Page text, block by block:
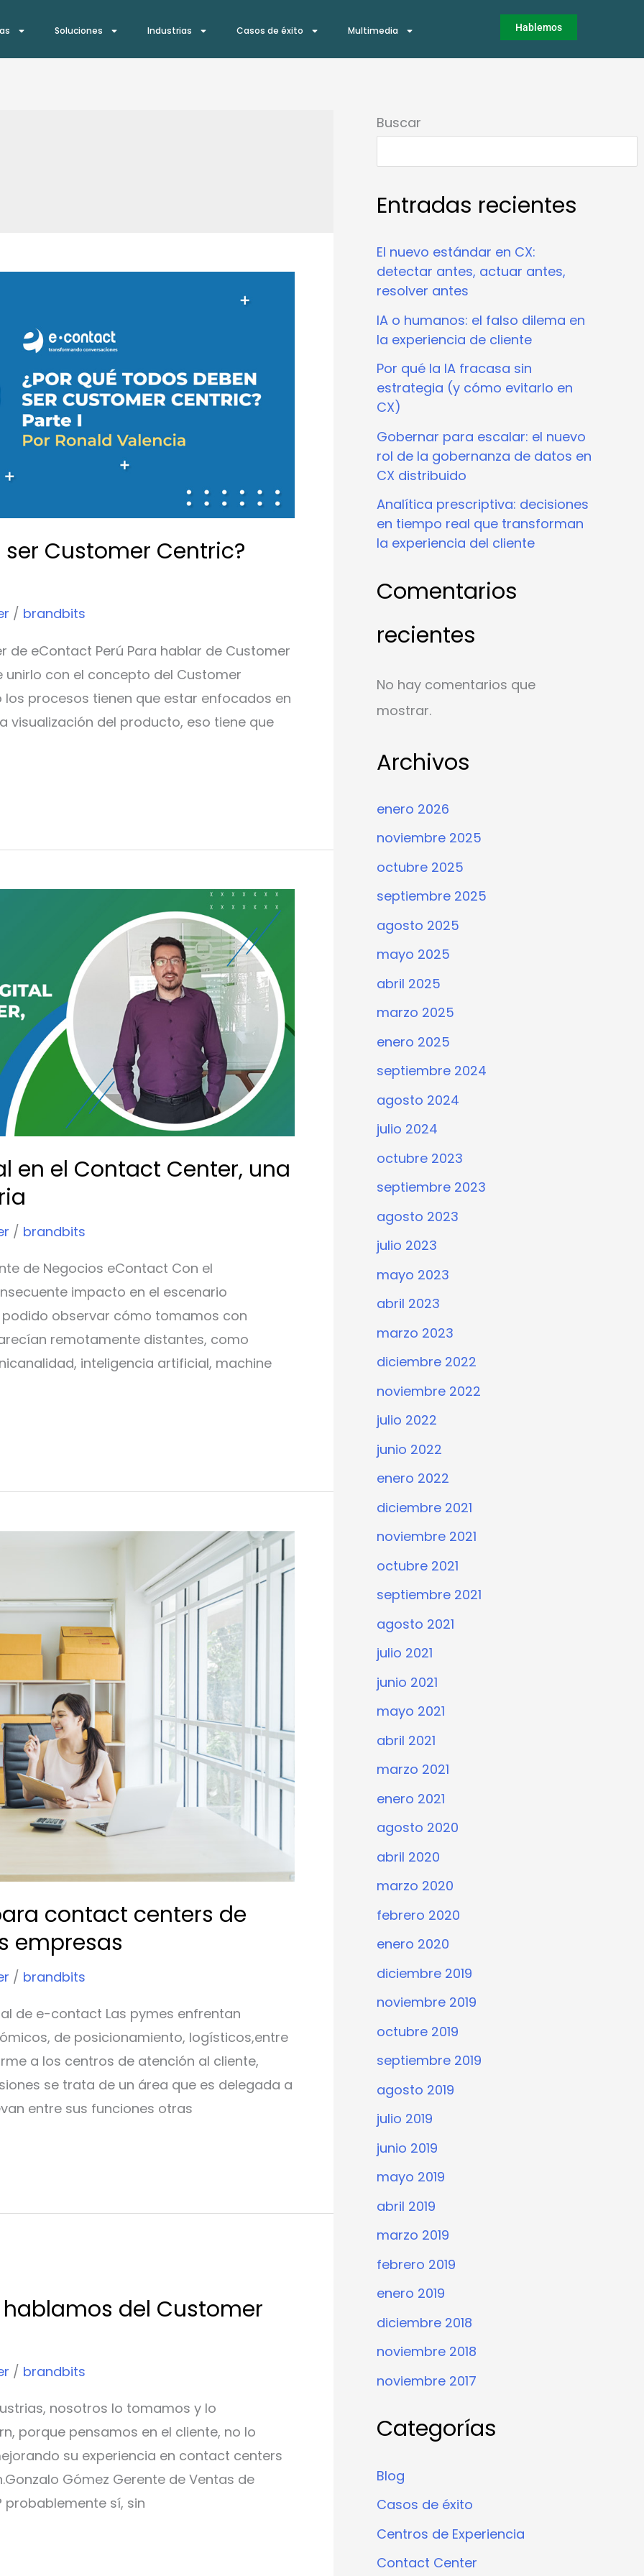
Soluciones Industrias Casos de éxito Multimedia Hablemos
Customer Centric?
/ brandbits
de eContact Perú Para hablar de Customer
con el concepto del Customer
procesos tienen que estar enfocados en
visualización del producto, eso tiene que
en el Contact Center, una
/ brandbits
de Negocios eContact Con el
impacto en el escenario
observar cómo tomamos con
remotamente distantes, como
inteligencia artificial, machine
contact centers de
empresas
/ brandbits
de e-contact Las pymes enfrentan
de posicionamiento, logísticos,entre
a los centros de atención al cliente,
se trata de un área que es delegada a
entre sus funciones otras
del Customer
/ brandbits
nosotros lo tomamos y lo
porque pensamos en el cliente, no lo
su experiencia en contact centers
Gómez Gerente de Ventas de
probablemente sí, sin
Buscar
Entradas recientes
El nuevo estándar en CX:
detectar antes, actuar antes,
resolver antes
IA o humanos: el falso dilema en
la experiencia de cliente
Por qué la IA fracasa sin
estrategia (y cómo evitarlo en
CX)
Gobernar para escalar: el nuevo
rol de la gobernanza de datos en
CX distribuido
Analítica prescriptiva: decisiones
en tiempo real que transforman
la experiencia del cliente
Comentarios
recientes
No hay comentarios que
mostrar.
Archivos
enero 2026
noviembre 2025
octubre 2025
septiembre 2025
agosto 2025
mayo 2025
abril 2025
marzo 2025
enero 2025
septiembre 2024
agosto 2024
julio 2024
octubre 2023
septiembre 2023
agosto 2023
julio 2023
mayo 2023
abril 2023
marzo 2023
diciembre 2022
noviembre 2022
julio 2022
junio 2022
enero 2022
diciembre 2021
noviembre 2021
octubre 2021
septiembre 2021
agosto 2021
julio 2021
junio 2021
mayo 2021
abril 2021
marzo 2021
enero 2021
agosto 2020
abril 2020
marzo 2020
febrero 2020
enero 2020
diciembre 2019
noviembre 2019
octubre 2019
septiembre 2019
agosto 2019
julio 2019
junio 2019
mayo 2019
abril 2019
marzo 2019
febrero 2019
enero 2019
diciembre 2018
noviembre 2018
noviembre 2017
Categorías
Blog
Casos de éxito
Centros de Experiencia
Contact Center